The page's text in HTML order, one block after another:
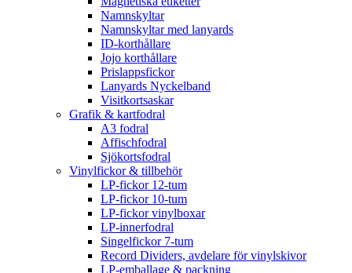
Namnskyltar
Namnskyltar med lanyards
ID-korthållare
Jojo korthållare
Prislappsfickor
Lanyards Nyckelband
Visitkortsaskar
Grafik & kartfodral
A3 fodral
Affischfodral
Sjökortsfodral
Vinylfickor & tillbehör
LP-fickor 12-tum
LP-fickor 10-tum
LP-fickor vinylboxar
LP-innerfodral
Singelfickor 7-tum
Record Dividers, avdelare för vinylskivor
LP-emballage & packning